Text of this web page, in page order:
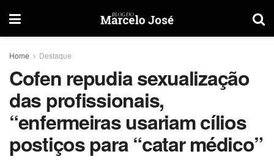
Home Destaque
Cofen repudia sexualização
das profissionais,
“enfermeiras usariam cílios
postiços para “catar médico”